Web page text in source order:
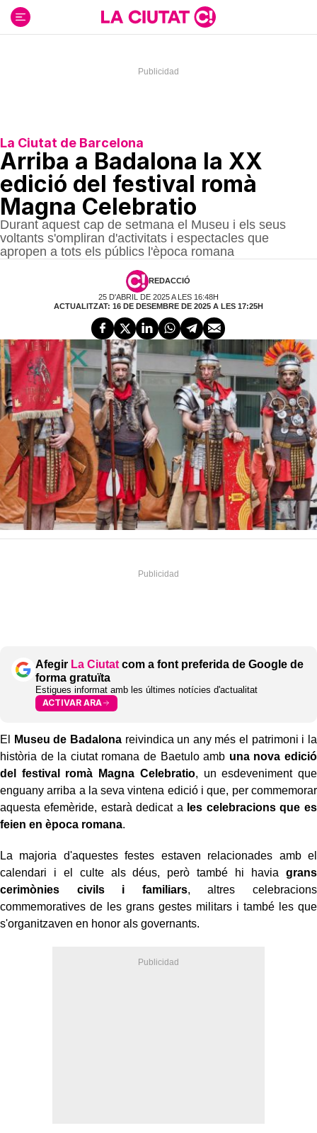
contenido
La Ciutat de Barcelona
Arriba a Badalona la XX
edició del festival romà
Magna Celebratio
Durant aquest cap de setmana el Museu i els seus
voltants s'ompliran d'activitats i espectacles que
apropen a tots els públics l'època romana
REDACCIÓ
25 D'ABRIL DE 2025 A LES 16:48H
ACTUALITZAT: 16 DE DESEMBRE DE 2025 A LES 17:25H
Afegir La Ciutat com a font preferida de Google de
forma gratuïta
Estigues informat amb les últimes notícies d'actualitat
ACTIVAR ARA
El Museu de Badalonareivindica un any més el patrimoni i la
història de la ciutat romana de Baetulo amb una nova edició
del festival romà Magna Celebratio, un esdeveniment que
enguany arriba a la seva vintena edició i que, per commemorar
aquesta efemèride, estarà dedicat a les celebracions que es
feien en època romana.
La majoria d'aquestes festes estaven relacionades amb el
calendari i el culte als déus, però també hi havia grans
cerimònies civils i familiars, altres celebracions
commemoratives de les grans gestes militars i també les que
s'organitzaven en honor als governants.